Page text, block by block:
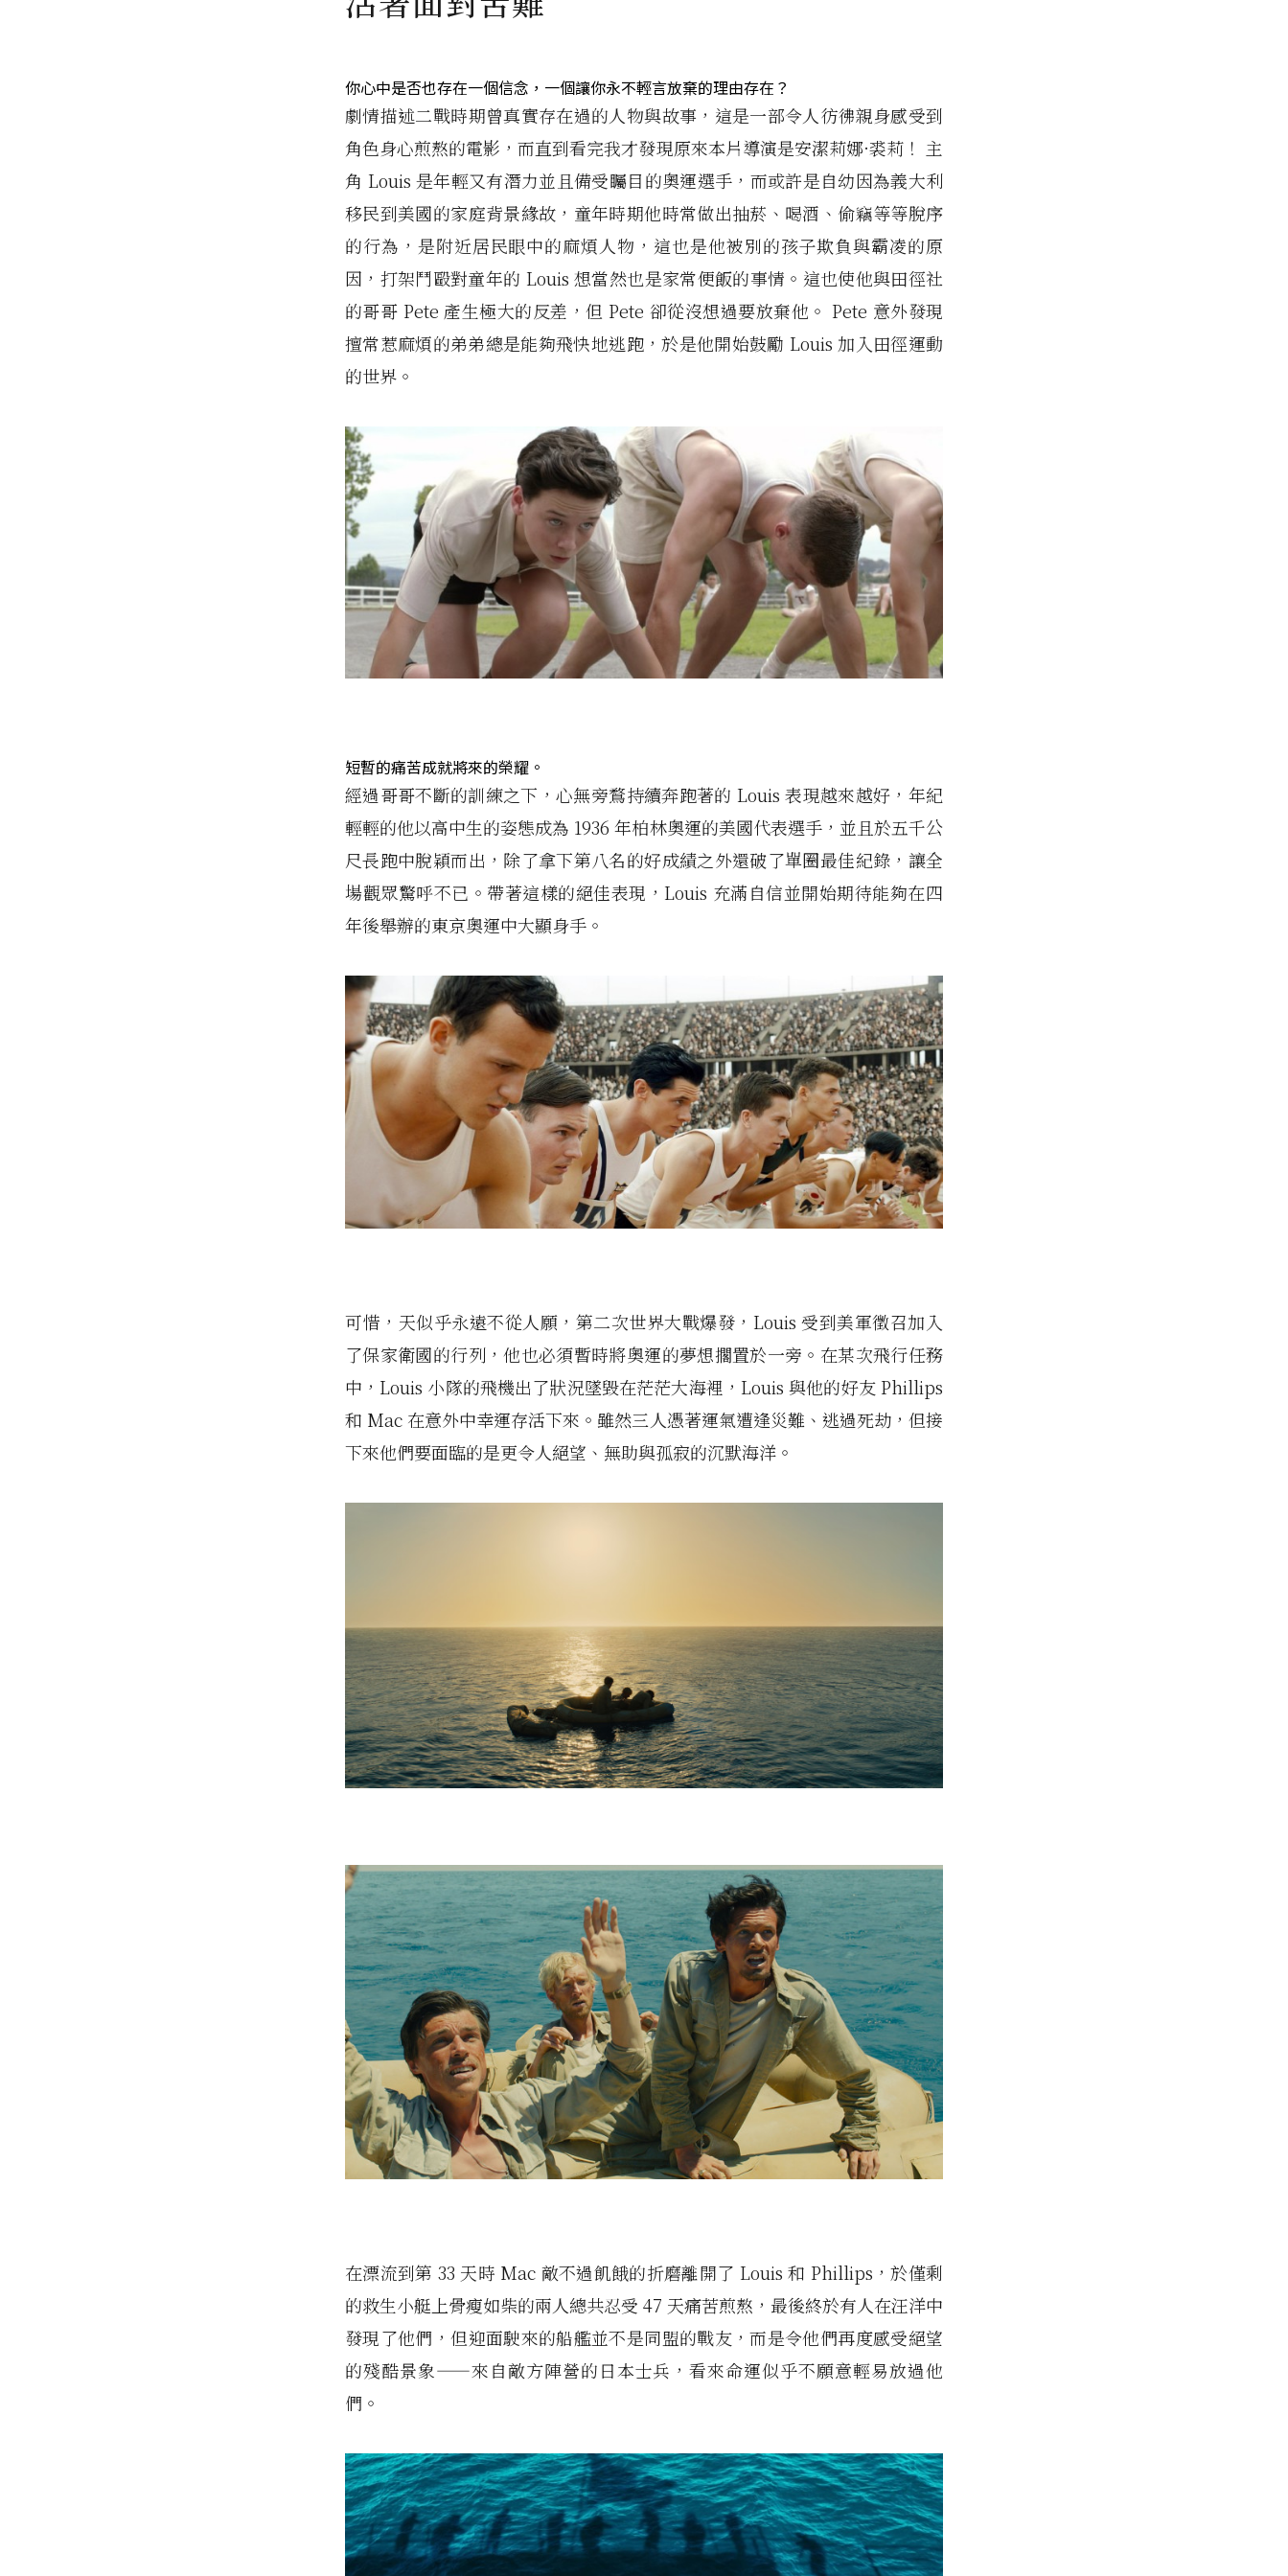
你心中是否也存在一個信念，一個讓你永不輕言放棄的理由存在？
劇情描述二戰時期曾真實存在過的人物與故事，這是一部令人彷彿親身感受到
角色身心煎熬的電影，而直到看完我才發現原來本片導演是安潔莉娜·裘莉！ 主
角 Louis 是年輕又有潛力並且備受矚目的奧運選手，而或許是自幼因為義大利
移民到美國的家庭背景緣故，童年時期他時常做出抽菸、喝酒、偷竊等等脫序
的行為，是附近居民眼中的麻煩人物，這也是他被別的孩子欺負與霸凌的原
因，打架鬥毆對童年的 Louis 想當然也是家常便飯的事情。這也使他與田徑社
的哥哥 Pete 產生極大的反差，但 Pete 卻從沒想過要放棄他。 Pete 意外發現
擅常惹麻煩的弟弟總是能夠飛快地逃跑，於是他開始鼓勵 Louis 加入田徑運動
的世界。
短暫的痛苦成就將來的榮耀。
經過哥哥不斷的訓練之下，心無旁鶩持續奔跑著的 Louis 表現越來越好，年紀
輕輕的他以高中生的姿態成為 1936 年柏林奧運的美國代表選手，並且於五千公
尺長跑中脫穎而出，除了拿下第八名的好成績之外還破了單圈最佳紀錄，讓全
場觀眾驚呼不已。帶著這樣的絕佳表現，Louis 充滿自信並開始期待能夠在四
年後舉辦的東京奧運中大顯身手。
可惜，天似乎永遠不從人願，第二次世界大戰爆發，Louis 受到美軍徵召加入
了保家衛國的行列，他也必須暫時將奧運的夢想擱置於一旁。在某次飛行任務
中，Louis 小隊的飛機出了狀況墜毀在茫茫大海裡，Louis 與他的好友 Phillips
和 Mac 在意外中幸運存活下來。雖然三人憑著運氣遭逢災難、逃過死劫，但接
下來他們要面臨的是更令人絕望、無助與孤寂的沉默海洋。
在漂流到第 33 天時 Mac 敵不過飢餓的折磨離開了 Louis 和 Phillips，於僅剩
的救生小艇上骨瘦如柴的兩人總共忍受 47 天痛苦煎熬，最後終於有人在汪洋中
發現了他們，但迎面駛來的船艦並不是同盟的戰友，而是令他們再度感受絕望
的殘酷景象——來自敵方陣營的日本士兵，看來命運似乎不願意輕易放過他
們。